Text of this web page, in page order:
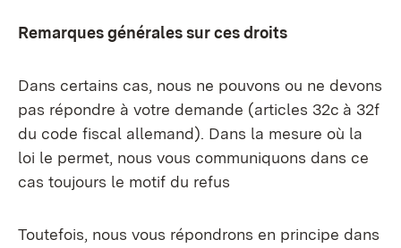
Remarques générales sur ces droits
Dans certains cas, nous ne pouvons ou ne devons
pas répondre à votre demande (articles 32c à 32f
du code fiscal allemand). Dans la mesure où la
loi le permet, nous vous communiquons dans ce
cas toujours le motif du refus
Toutefois, nous vous répondrons en principe dans